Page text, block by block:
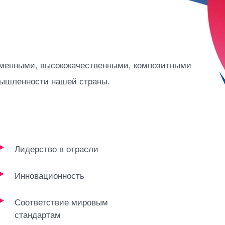
высококачественными, композитными
нашей страны.
Лидерство в отрасли
Инновационность
Соответствие мировым
стандартам